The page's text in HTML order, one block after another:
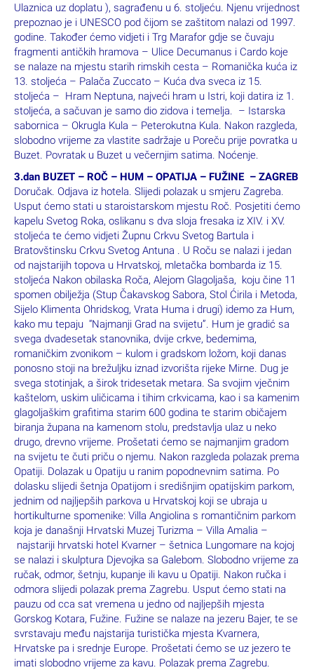
Ulaznica uz doplatu ), sagrađenu u 6. stoljeću. Njenu vrijednost
prepoznao je i UNESCO pod čijom se zaštitom nalazi od 1997.
godine. Također ćemo vidjeti i Trg Marafor gdje se čuvaju
fragmenti antičkih hramova – Ulice Decumanus i Cardo koje
se nalaze na mjestu starih rimskih cesta – Romanička kuća iz
13. stoljeća – Palača Zuccato – Kuća dva sveca iz 15.
stoljeća – Hram Neptuna, najveći hram u Istri, koji datira iz 1.
stoljeća, a sačuvan je samo dio zidova i temelja. – Istarska
sabornica – Okrugla Kula – Peterokutna Kula. Nakon razgleda,
slobodno vrijeme za vlastite sadržaje u Poreču prije povratka u
Buzet. Povratak u Buzet u večernjim satima. Noćenje.
3.dan BUZET – ROČ – HUM – OPATIJA – FUŽINE – ZAGREB
Doručak. Odjava iz hotela. Slijedi polazak u smjeru Zagreba.
Usput ćemo stati u staroistarskom mjestu Roč. Posjetiti ćemo
kapelu Svetog Roka, oslikanu s dva sloja fresaka iz XIV. i XV.
stoljeća te ćemo vidjeti Župnu Crkvu Svetog Bartula i
Bratovštinsku Crkvu Svetog Antuna . U Roču se nalazi i jedan
od najstarijih topova u Hrvatskoj, mletačka bombarda iz 15.
stoljeća Nakon obilaska Roča, Alejom Glagoljaša, koju čine 11
spomen obilježja (Stup Čakavskog Sabora, Stol Ćirila i Metoda,
Sijelo Klimenta Ohridskog, Vrata Huma i drugi) idemo za Hum,
kako mu tepaju “Najmanji Grad na svijetu”. Hum je gradić sa
svega dvadesetak stanovnika, dvije crkve, bedemima,
romaničkim zvonikom – kulom i gradskom ložom, koji danas
ponosno stoji na brežuljku iznad izvorišta rijeke Mirne. Dug je
svega stotinjak, a širok tridesetak metara. Sa svojim vječnim
kaštelom, uskim uličicama i tihim crkvicama, kao i sa kamenim
glagoljaškim grafitima starim 600 godina te starim običajem
biranja župana na kamenom stolu, predstavlja ulaz u neko
drugo, drevno vrijeme. Prošetati ćemo se najmanjim gradom
na svijetu te čuti priču o njemu. Nakon razgleda polazak prema
Opatiji. Dolazak u Opatiju u ranim popodnevnim satima. Po
dolasku slijedi šetnja Opatijom i središnjim opatijskim parkom,
jednim od najljepših parkova u Hrvatskoj koji se ubraja u
hortikulturne spomenike: Villa Angiolina s romantičnim parkom
koja je današnji Hrvatski Muzej Turizma – Villa Amalia –
najstariji hrvatski hotel Kvarner – šetnica Lungomare na kojoj
se nalazi i skulptura Djevojka sa Galebom. Slobodno vrijeme za
ručak, odmor, šetnju, kupanje ili kavu u Opatiji. Nakon ručka i
odmora slijedi polazak prema Zagrebu. Usput ćemo stati na
pauzu od cca sat vremena u jedno od najljepših mjesta
Gorskog Kotara, Fužine. Fužine se nalaze na jezeru Bajer, te se
svrstavaju među najstarija turistička mjesta Kvarnera,
Hrvatske pa i srednje Europe. Prošetati ćemo se uz jezero te
imati slobodno vrijeme za kavu. Polazak prema Zagrebu.